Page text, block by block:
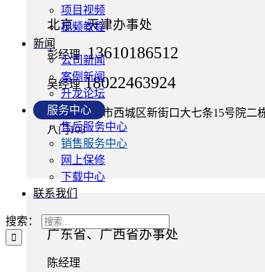
项目视频
视频教程
新闻
公司新闻
案例新闻
升龙论坛
服务中心
售后服务中心
销售服务中心
网上保修
下载中心
联系我们
搜索：
北京、天津办事处
彭经理13610186512
吴经理18022463924
地址：北京市西城区新街口大七条15号院二
八门103
广东省、广西省办事处
陈经理